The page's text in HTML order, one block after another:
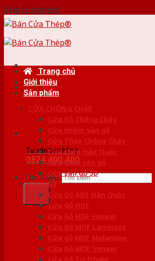
Skip to content
Tư vấn bán hàng
0824.400.400
Tìm kiếm:
Trang chủ
Giới thiệu
Sản phẩm
CỬA CHỐNG CHÁY
Cửa Gỗ Chống Cháy
Cửa nhôm vân gỗ
Cửa Thép Chống Cháy
Cửa thép Hàn Quốc
Cửa thép vân gỗ
Cửa vân gỗ 5D
CỬA GỖ
Cửa Gỗ ABS Hàn Quốc
Cửa Gỗ HDF
Cửa Gỗ HDF Veneer
Cửa Gỗ MDF Laminate
Cửa gỗ MDF Melamine
Cửa Gỗ MDF Veneer